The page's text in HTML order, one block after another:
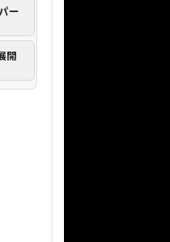
ー
開